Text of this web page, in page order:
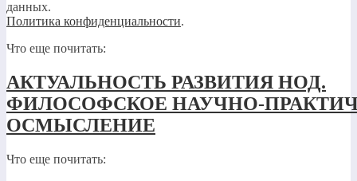
данных.
Политика конфиденциальности.
Что еще почитать:
АКТУАЛЬНОСТЬ РАЗВИТИЯ НОД.
ФИЛОСОФСКОЕ НАУЧНО-
ОСМЫСЛЕНИЕ
Что еще почитать: